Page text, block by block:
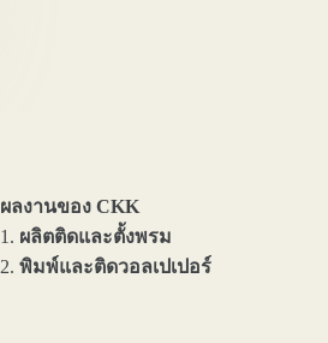
ผลงานของ CKK
1. ผลิตติดและตั้งพรม
2. พิมพ์และติดวอลเปเปอร์